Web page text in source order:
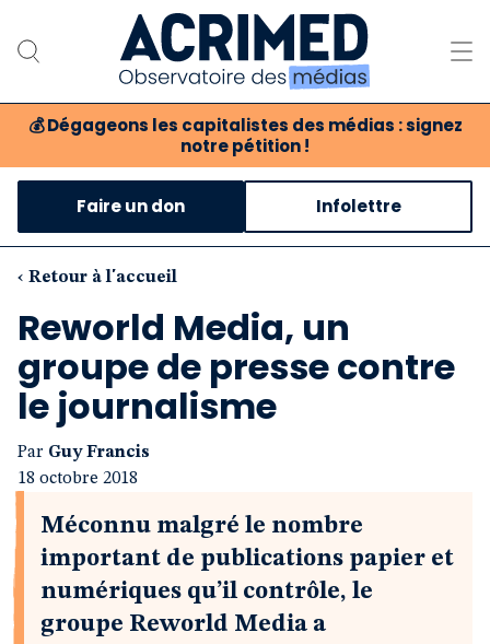
💰 Dégageons les capitalistes des médias : signez
notre pétition !
Notre association
Notre critique des médias
Nos propositions
Notre revue
Boutique
Faire un don Infolettre
‹ Retour à l'accueil
Reworld Media, un
groupe de presse contre
le journalisme
Par Guy Francis
18 octobre 2018
Méconnu malgré le nombre
important de publications papier et
numériques qu’il contrôle, le
groupe Reworld Media a